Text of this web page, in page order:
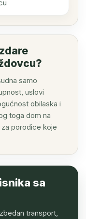
samo
uslovi
obilaska i
toga dom na
porodice koje
sa
transport,